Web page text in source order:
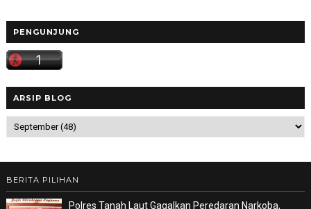
PENGUNJUNG
ARSIP BLOG
BERITA PILIHAN
Polres Tanah Laut Gagalkan Peredaran Narkoba,